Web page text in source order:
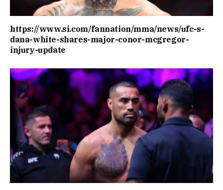
https://www.si.com/fannation/mma/news/ufc-s-
dana-white-shares-major-conor-mcgregor-
injury-update